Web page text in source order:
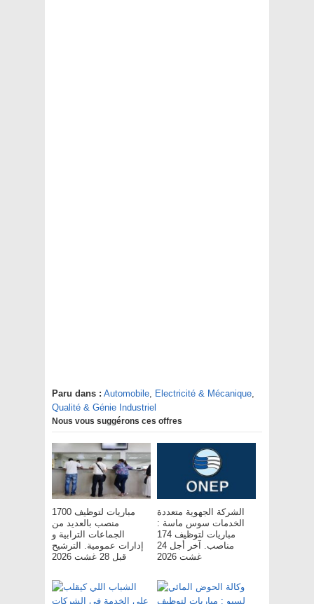
Paru dans : Automobile, Electricité & Mécanique,
Qualité & Génie Industriel
Nous vous suggérons ces offres
مباريات لتوظيف 1700
منصب بالعديد من
الجماعات الترابية و
إدارات عمومية. الترشيح
قبل 28 غشت 2026
الشركة الجهوية متعددة
الخدمات سوس ماسة :
مباريات لتوظيف 174
مناصب. آخر أجل 24
غشت 2026